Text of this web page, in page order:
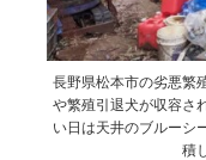
長野県松本市の劣悪繁
や繁殖引退犬が収容さ
い日は天井のブルーシ
積